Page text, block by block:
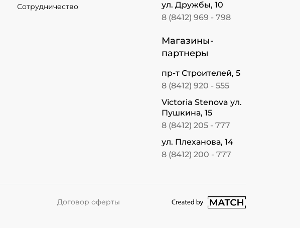
Сотрудничество
ул. Дружбы, 10
8 (8412) 969 - 798
Магазины-
партнеры
пр-т Строителей, 5
8 (8412) 920 - 555
Victoria Stenova ул.
Пушкина, 15
8 (8412) 205 - 777
ул. Плеханова, 14
8 (8412) 200 - 777
Договор оферты перейти на сайт студии